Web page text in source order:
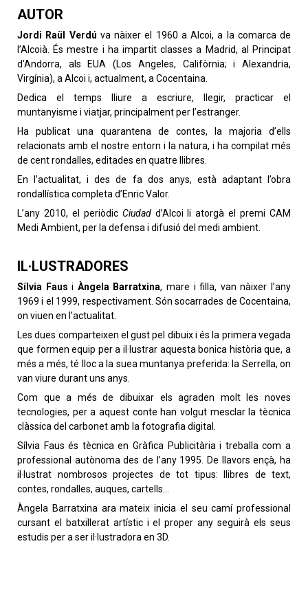
AUTOR
Jordi Raül Verdú va nàixer el 1960 a Alcoi, a la comarca de
l’Alcoià. És mestre i ha impartit classes a Madrid, al Principat
d’Andorra, als EUA (Los Angeles, Califòrnia; i Alexandria,
Virgínia), a Alcoi i, actualment, a Cocentaina.
Dedica el temps lliure a escriure, llegir, practicar el
muntanyisme i viatjar, principalment per l’estranger.
Ha publicat una quarantena de contes, la majoria d’ells
relacionats amb el nostre entorn i la natura, i ha compilat més
de cent rondalles, editades en quatre llibres.
En l’actualitat, i des de fa dos anys, està adaptant l’obra
rondallística completa d’Enric Valor.
L’any 2010, el periòdic Ciudadd’Alcoi li atorgà el premi CAM
Medi Ambient, per la defensa i difusió del medi ambient.
IL·LUSTRADORES
Sílvia Faus i Àngela Barratxina, mare i filla, van nàixer l’any
1969 i el 1999, respectivament. Són socarrades de Cocentaina,
on viuen en l’actualitat.
Les dues comparteixen el gust pel dibuix i és la primera vegada
que formen equip per a il·lustrar aquesta bonica història que, a
més a més, té lloc a la suea muntanya preferida: la Serrella, on
van viure durant uns anys.
Com que a més de dibuixar els agraden molt les noves
tecnologies, per a aquest conte han volgut mesclar la tècnica
clàssica del carbonet amb la fotografia digital.
Sílvia Faus és tècnica en Gràfica Publicitària i treballa com a
professional autònoma des de l’any 1995. De llavors ençà, ha
il·lustrat nombrosos projectes de tot tipus: llibres de text,
contes, rondalles, auques, cartells…
Àngela Barratxina ara mateix inicia el seu camí professional
cursant el batxillerat artístic i el proper any seguirà els seus
estudis per a ser il·lustradora en 3D.